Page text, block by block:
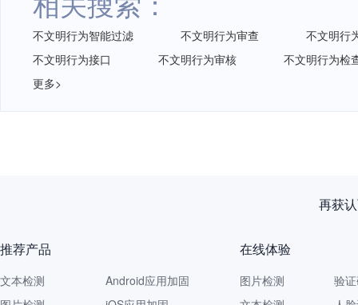
不文明行为智能过滤 不文明行为审查
不文明行
不文明行为接口
不文明行为审核
不文明行为检
更多>
再获
推荐产品
文本检测
Android应用加固
在线体验
图片检测
验